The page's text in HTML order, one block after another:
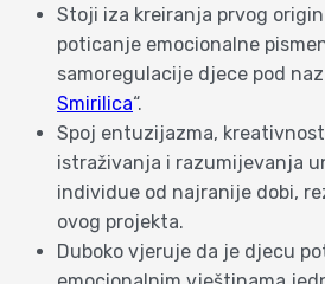
Stoji iza kreiranja prvog
poticanje emocionalne
samoregulacije djece pod
Smirilica“.
Spoj entuzijazma,
istraživanja i razumijevanja
individue od najranije dobi,
ovog projekta.
Duboko vjeruje da je djecu